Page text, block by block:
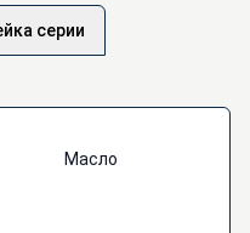
серии
Масло